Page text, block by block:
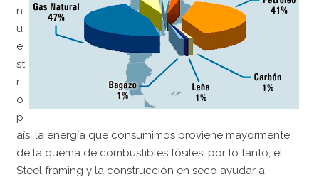
n
u
e
st
r
o
p
aís, la energía que consumimos proviene mayormente
de la quema de combustibles fósiles, por lo tanto, el
Steel framing y la construcción en seco ayudar a